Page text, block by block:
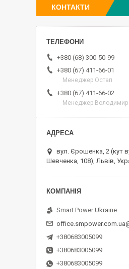
КОНТАКТИ
+380 (68) 300-50-99
+380 (67) 411-66-01
Менеджер Остап
+380 (67) 411-66-02
Менеджер Володимир
вул. Єрошенка, 2 (кут
Шевченка, 108), Львів,
Smart Power Ukraine
+380683005099
+380683005099
+380683005099